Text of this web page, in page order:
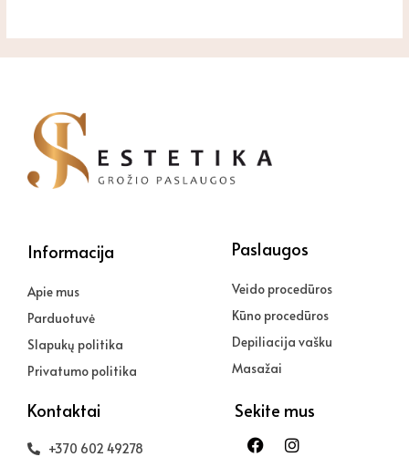
Informacija
Apie mus
Parduotuvė
Slapukų politika
Privatumo politika
Paslaugos
Veido procedūros
Kūno procedūros
Depiliacija vašku
Masažai
Kontaktai
+370 602 49278
Sekite mus
FacebookInstagram